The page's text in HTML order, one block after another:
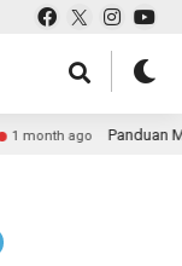
1 month ago Panduan